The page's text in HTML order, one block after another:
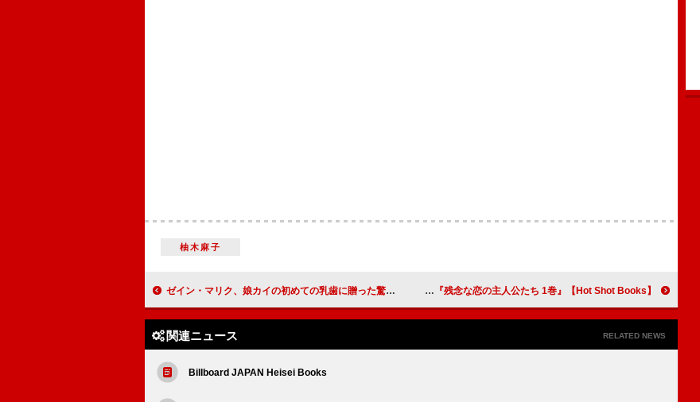
柚木麻子
ゼイン・マリク、娘カイの初めての乳歯に贈った驚きの金額を明かす 【Hot Shot Books】『残念な恋の主人公たち 1巻』首位、『大ピンチずかん』が3位に浮上
関連ニュース RELATED NEWS
Billboard JAPAN Heisei Books